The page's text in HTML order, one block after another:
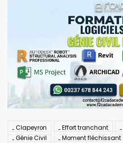
Clapeyron Effort tranchant
Génie Civil
Moment fléchissant